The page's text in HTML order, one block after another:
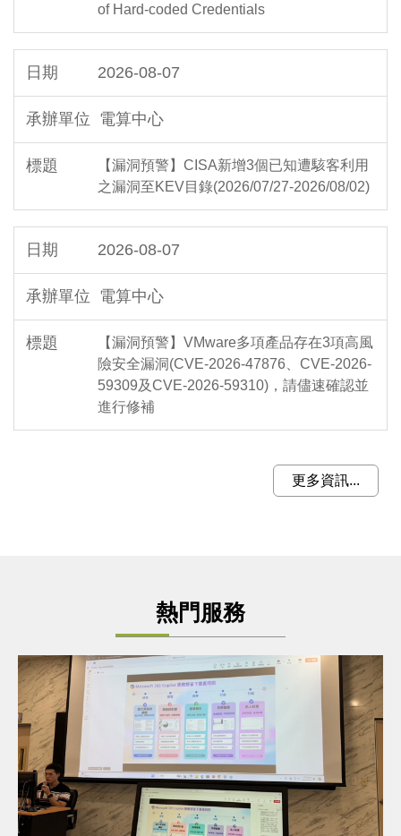
of Hard-coded Credentials
2026-08-07
電算中心
【漏洞預警】CISA新增3個已知遭駭客利用
之漏洞至KEV目錄(2026/07/27-2026/08/02)
2026-08-07
電算中心
【漏洞預警】VMware多項產品存在3項高風
險安全漏洞(CVE-2026-47876、CVE-2026-
59309及CVE-2026-59310)，請儘速確認並
進行修補
更多資訊...
熱門服務